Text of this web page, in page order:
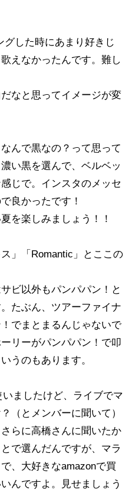
グした時にあまり好きじ
えなかったんです。難し
なと思ってイメージが変
んで黒なの？って思って
い黒を選んで、ベルベッ
じで。インスタのメッセ
良かったです！
を楽しみましょう！！
」「Romantic」とここの
ビ以外もパンパパン！と
たぶん、ツアーファイナ
でまとまるんじゃないで
リーがパンパパン！で叩
うのもあります。
いましたけど、ライブでマ
（とメンバーに聞いて）
らに高橋さんに聞いたか
で選んだんですが、マラ
、大好きなamazonで買
んですよ。見せましょう